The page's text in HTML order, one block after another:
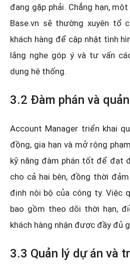
đang gặp phải. Chẳng hạn,
Base.vn sẽ thường xuyên tổ
khách hàng để cập nhật tình
lắng nghe góp ý và tư vấn
dụng hệ thống.
3.2 Đàm phán và
Account Manager triển khai
đồng, gia hạn và mở rộng
kỹ năng đàm phán tốt để đạt
cho cả hai bên, đồng thời
định nội bộ của công ty. Việc
bao gồm theo dõi thời hạn,
khách hàng nhận được đầy đủ
3.3 Quản lý dự án và